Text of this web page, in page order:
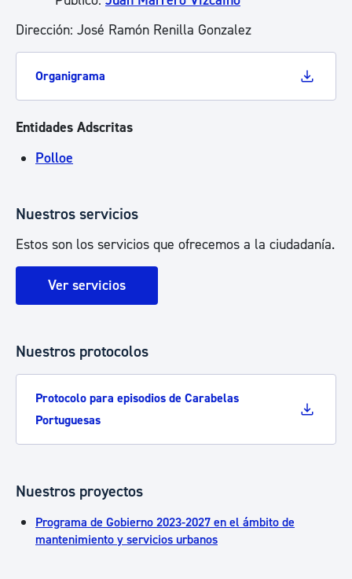
Dirección: José Ramón Renilla Gonzalez
Organigrama
Entidades Adscritas
Polloe
Nuestros servicios
Estos son los servicios que ofrecemos a la ciudadanía.
Ver servicios
Nuestros protocolos
Protocolo para episodios de Carabelas
Portuguesas
Nuestros proyectos
Programa de Gobierno 2023-2027 en el ámbito de
mantenimiento y servicios urbanos